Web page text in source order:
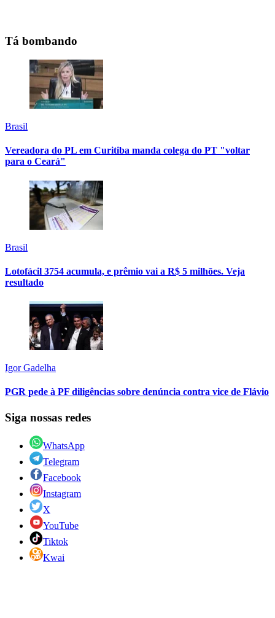
Tá bombando
Brasil
Vereadora do PL em Curitiba manda colega do PT "voltar
para o Ceará"
Brasil
Lotofácil 3754 acumula, e prêmio vai a R$ 5 milhões. Veja
resultado
Igor Gadelha
PGR pede à PF diligências sobre denúncia contra vice de Flávio
Siga nossas redes
WhatsApp
Telegram
Facebook
Instagram
X
YouTube
Tiktok
Kwai